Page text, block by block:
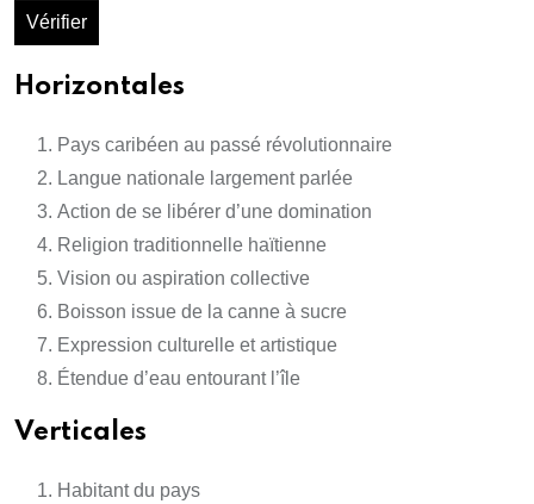
Vérifier
Horizontales
Pays caribéen au passé révolutionnaire
Langue nationale largement parlée
Action de se libérer d’une domination
Religion traditionnelle haïtienne
Vision ou aspiration collective
Boisson issue de la canne à sucre
Expression culturelle et artistique
Étendue d’eau entourant l’île
Verticales
Habitant du pays